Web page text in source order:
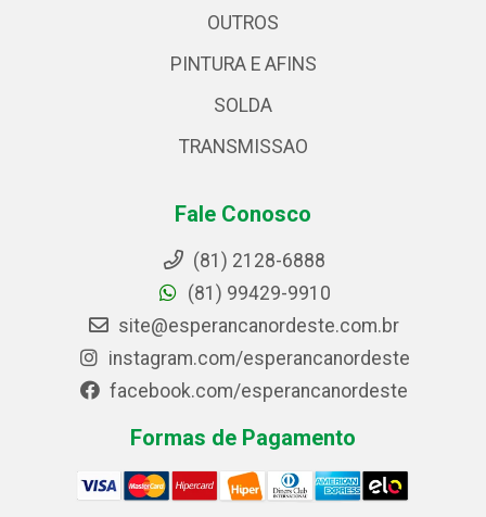
OUTROS
PINTURA E AFINS
SOLDA
TRANSMISSAO
Fale Conosco
(81) 2128-6888
(81) 99429-9910
site@esperancanordeste.com.br
instagram.com/esperancanordeste
facebook.com/esperancanordeste
Formas de Pagamento